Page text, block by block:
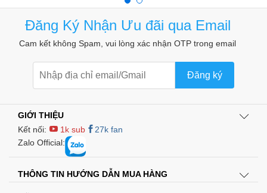
Đăng Ký Nhận Ưu đãi qua Email
Cam kết không Spam, vui lòng xác nhận OTP trong email
Đăng ký
GIỚI THIỆU
Kết nối:
1k sub
27k fan
Zalo Official:
THÔNG TIN HƯỚNG DẪN MUA HÀNG